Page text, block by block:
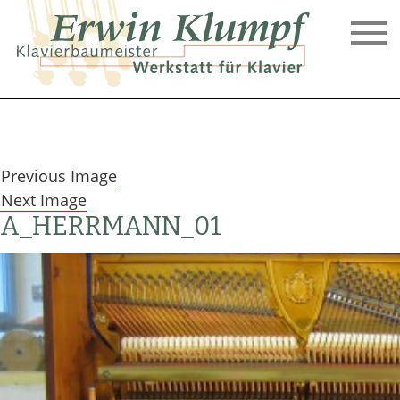
Skip
content
KLAVIERBAUMEISTER
BIELEFELD
Previous Image
Next Image
A_HERRMANN_01